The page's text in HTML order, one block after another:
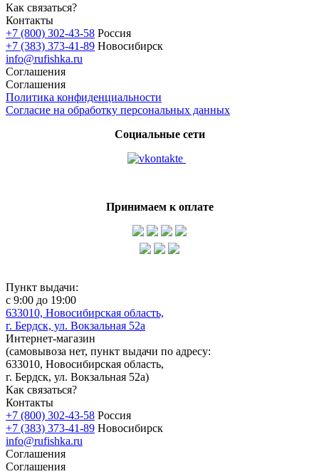
Как связаться?
Контакты
+7 (800) 302-43-58 Россия
+7 (383) 373-41-89 Новосибирск
info@rufishka.ru
Соглашения
Соглашения
Политика конфиденциальности
Согласие на обработку персональных данных
Социальные сети
Принимаем к оплате
Пункт выдачи:
с 9:00 до 19:00
633010, Новосибирская область,
г. Бердск, ул. Вокзальная 52а
Интернет-магазин
(самовывоза нет, пункт выдачи по адресу:
633010, Новосибирская область,
г. Бердск, ул. Вокзальная 52а)
Как связаться?
Контакты
+7 (800) 302-43-58 Россия
+7 (383) 373-41-89 Новосибирск
info@rufishka.ru
Соглашения
Соглашения